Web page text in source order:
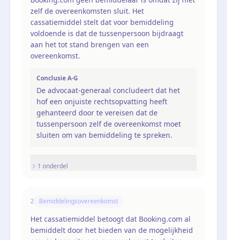
zelf de overeenkomsten sluit. Het
cassatiemiddel stelt dat voor bemiddeling
voldoende is dat de tussenpersoon bijdraagt
aan het tot stand brengen van een
overeenkomst.
Conclusie A-G
De advocaat-generaal concludeert dat het
hof een onjuiste rechtsopvatting heeft
gehanteerd door te vereisen dat de
tussenpersoon zelf de overeenkomst moet
sluiten om van bemiddeling te spreken.
1 onderdel
2 Bemiddelingsovereenkomst
Het cassatiemiddel betoogt dat Booking.com al
bemiddelt door het bieden van de mogelijkheid